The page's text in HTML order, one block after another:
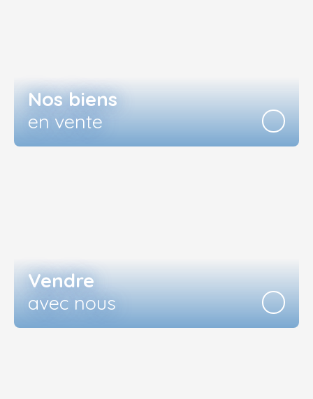
Nos biens
en vente
Vendre
avec nous